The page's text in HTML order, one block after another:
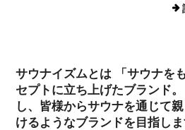
サウナイズムとは 「サウナを
セプトに立ち上げたブランド
し、皆様からサウナを通じて
けるようなブランドを目指し